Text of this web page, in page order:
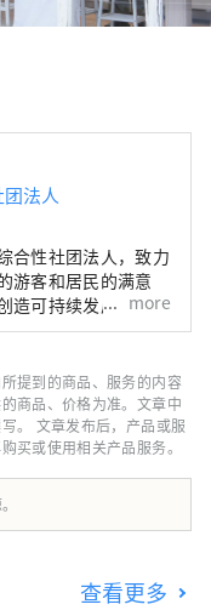
法人
合性社团法人，致力
游客和居民的满意
造可持续发展。 促
半岛地质公园的保
more
提到的商品、服务的内容
商品、价格为准。文章中
。 文章发布后，产品或服
买或使用相关产品服务。
查看更多